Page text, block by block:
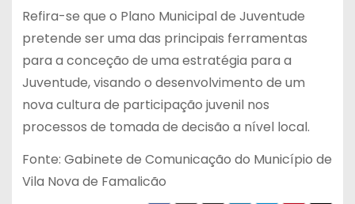
Refira-se que o Plano Municipal de Juventude
pretende ser uma das principais ferramentas
para a conceção de uma estratégia para a
Juventude, visando o desenvolvimento de um
nova cultura de participação juvenil nos
processos de tomada de decisão a nível local.
Fonte: Gabinete de Comunicação do Município de
Vila Nova de Famalicão